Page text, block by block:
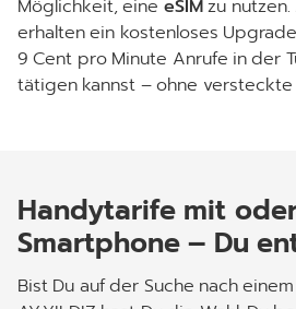
Möglichkeit, eine eSIMzu nutzen.
erhalten ein kostenloses
9 Cent pro Minute Anrufe in der
tätigen kannst – ohne versteckte
Handytarife mit
Smartphone – Du
Bist Du auf der Suche nach